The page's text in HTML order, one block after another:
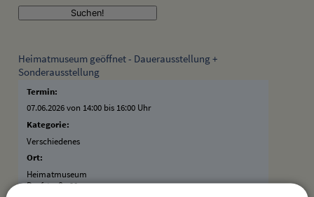
Heimatmuseum geöffnet - Dauerausstellung +
Sonderausstellung
Termin:
07.06.2026 von 14:00 bis 16:00 Uhr
Kategorie:
Verschiedenes
Ort:
Heimatmuseum
Dorfstraße 20